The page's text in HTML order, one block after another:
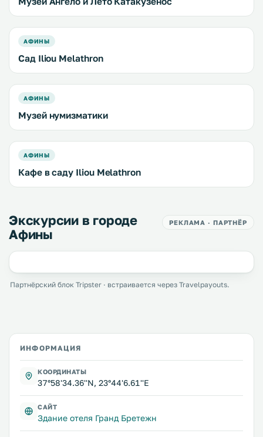
АФИНЫ
Сад Iliou Melathron
АФИНЫ
Музей нумизматики
АФИНЫ
Кафе в саду Iliou Melathron
Экскурсии в городе
Афины
РЕКЛАМА · ПАРТНЁР
Партнёрский блок Tripster · встраивается через Travelpayouts.
ИНФОРМАЦИЯ
КООРДИНАТЫ
37°58'34.36''N, 23°44'6.61''E
САЙТ
Здание отеля Гранд Бретежн